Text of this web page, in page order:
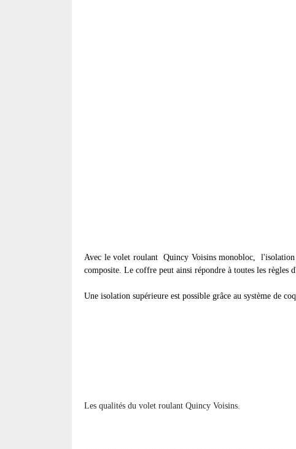
Avec le volet roulant Quincy Voisins monobloc, l'isolation
composite. Le coffre peut ainsi répondre à toutes les règles
Une isolation supérieure est possible grâce au système de
Les qualités du volet roulant Quincy Voisins.